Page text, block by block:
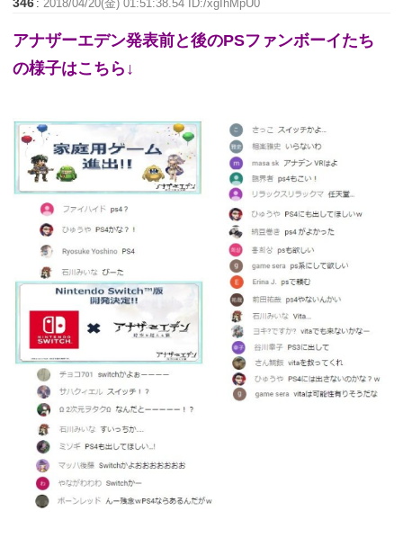
:2018/04/20(金) 01:51:38.54 ID:/xgIhMpU0
アナザーエデン発表前と後のPSファンボーイたち
の様子はこちら↓